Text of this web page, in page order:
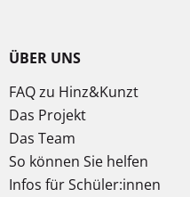
ÜBER UNS
FAQ zu Hinz&Kunzt
Das Projekt
Das Team
So können Sie helfen
Infos für Schüler:innen